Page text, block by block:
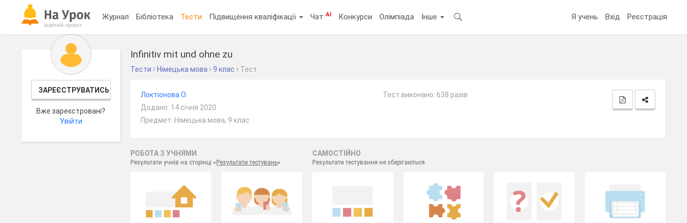
Журнал Бібліотека Тести Підвищення кваліфікації ЧатAI Конкурси Олімпіада Інше Я учень Вхід Реєстрація
ЗАРЕЄСТРУВАТИСЬ
Вже зареєстровані?
Увійти
Infinitiv mit und ohne zu
Тести Німецька мова 9 клас Тест
Локтіонова О.
Додано: 14 січня 2020
Предмет: Німецька мова, 9 клас
Тест виконано: 638 разів
РОБОТА З УЧНЯМИ
Результати учнів на сторінці « Результати тестувань»
САМОСТІЙНО
Результати тестування не зберігаються